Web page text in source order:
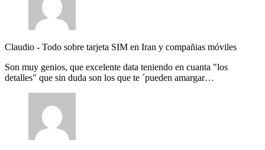
Claudio - Todo sobre tarjeta SIM en Iran y compañias móviles
Son muy genios, que excelente data teniendo en cuanta "los
detalles" que sin duda son los que te ´pueden amargar…